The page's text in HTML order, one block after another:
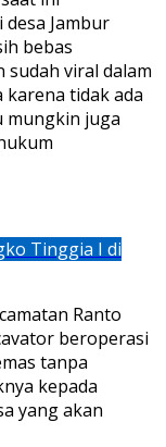
desa Jambur
bebas
sudah viral dalam
tidak ada
mungkin juga
Tinggia I di
Ranto
beroperasi
tanpa
kepada
yang akan